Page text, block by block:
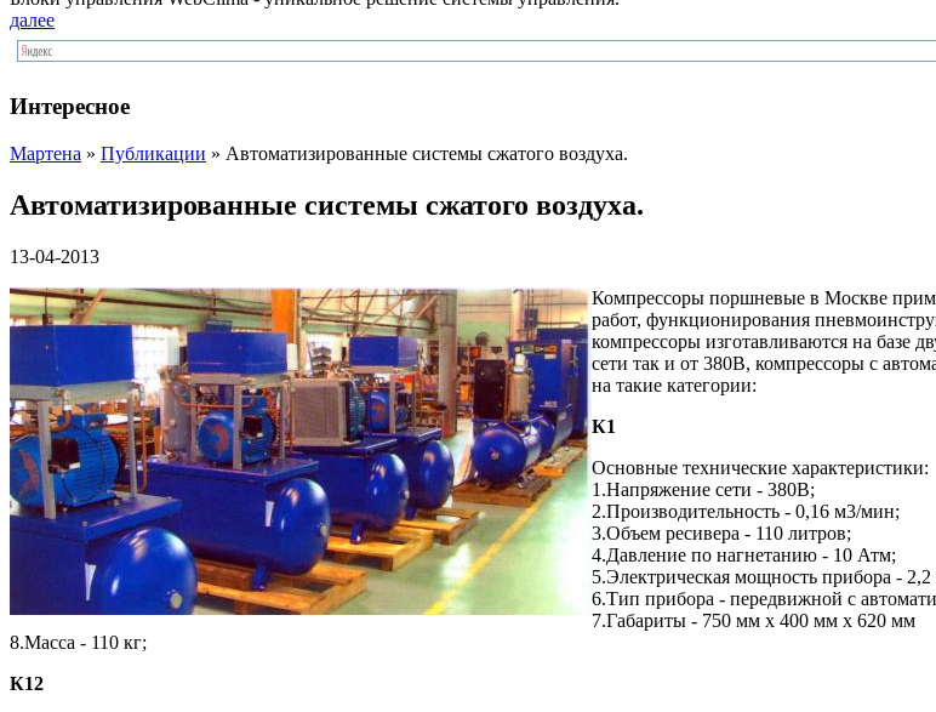
далее
Интересное
Мартена » Публикации » Автоматизированные системы сжатого воздуха.
Автоматизированные системы сжатого воздуха.
13-04-2013
Компрессоры поршневые в Москве
работ, функционирования
компрессоры изготавливаются на базе
сети так и от 380В, компрессоры с
на такие категории:
К1
Основные технические характеристики:
1.Напряжение сети - 380В;
2.Производительность - 0,16 м3/мин;
3.Объем ресивера - 110 литров;
4.Давление по нагнетанию - 10 Атм;
5.Электрическая мощность прибора - 2,2
6.Тип прибора - передвижной с
7.Габариты - 750 мм х 400 мм х 620 мм
8.Масса - 110 кг;
К12